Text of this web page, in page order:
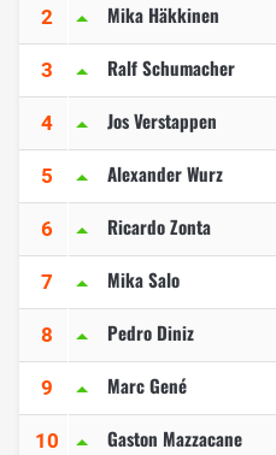
2 Mika Häkkinen
3 Ralf Schumacher
4 Jos Verstappen
5 Alexander Wurz
6 Ricardo Zonta
7 Mika Salo
8 Pedro Diniz
9 Marc Gené
10 Gaston Mazzacane